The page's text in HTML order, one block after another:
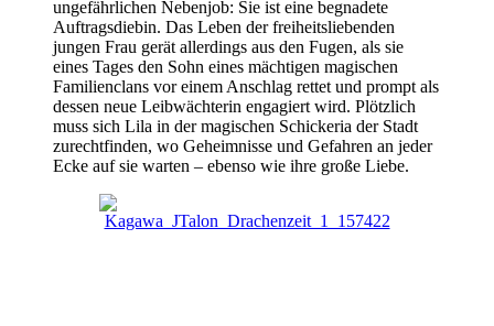
ungefährlichen Nebenjob: Sie ist eine begnadete
Auftragsdiebin. Das Leben der freiheitsliebenden
jungen Frau gerät allerdings aus den Fugen, als sie
eines Tages den Sohn eines mächtigen magischen
Familienclans vor einem Anschlag rettet und prompt als
dessen neue Leibwächterin engagiert wird. Plötzlich
muss sich Lila in der magischen Schickeria der Stadt
zurechtfinden, wo Geheimnisse und Gefahren an jeder
Ecke auf sie warten – ebenso wie ihre große Liebe.